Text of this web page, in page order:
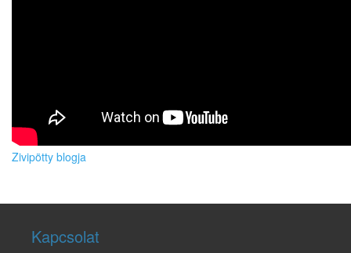
Zivipötty blogja
Kapcsolat